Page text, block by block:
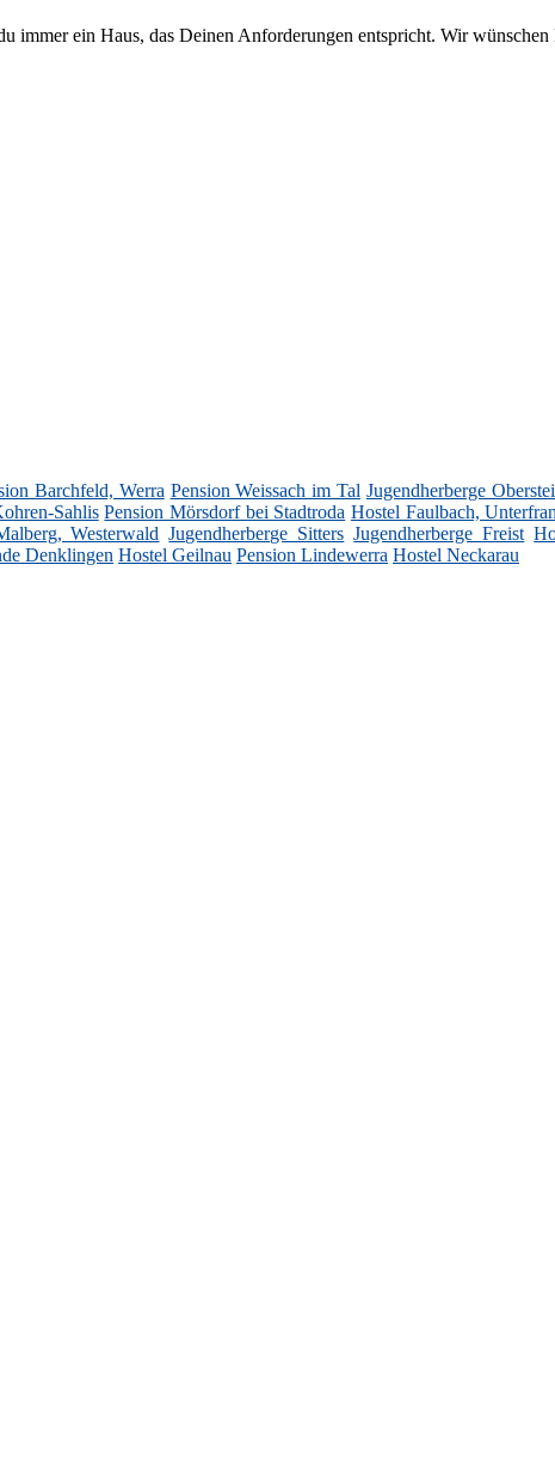
immer ein Haus, das Deinen Anforderungen entspricht. Wir
Barchfeld, Werra Pension Weissach im Tal Jugendherberge
Sahlis Pension Mörsdorf bei Stadtroda Hostel Faulbach,
Westerwald Jugendherberge Sitters Jugendherberge Freist
Denklingen Hostel Geilnau Pension Lindewerra Hostel Neckarau